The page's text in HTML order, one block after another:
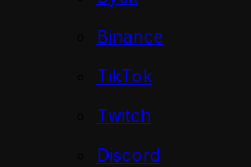
Binance
TikTok
Twitch
Discord